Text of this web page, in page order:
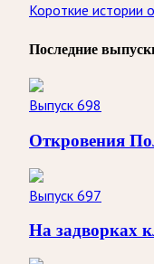
Короткие истории
Последние
Выпуск 698
Откровения
Выпуск 697
На задворках